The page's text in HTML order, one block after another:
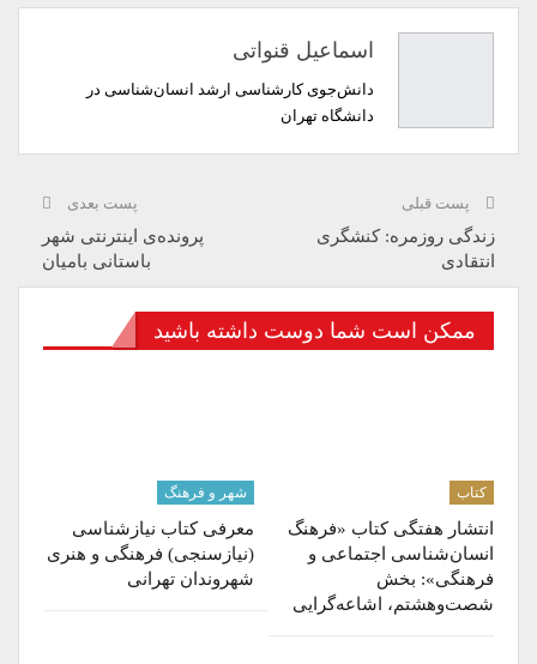
اسماعیل قنواتی
دانش‌جوی کارشناسی ارشد انسان‌شناسی در
دانشگاه تهران
پست قبلی
زندگی روزمره: کنشگری
انتقادی
پست بعدی
پرونده‌ی اینترنتی شهر
باستانی بامیان
ممکن است شما دوست داشته باشید
کتاب
انتشار هفتگی کتاب «فرهنگ
انسان‌شناسی اجتماعی و
فرهنگی»: بخش
شصت‌وهشتم، اشاعه‌گرایی
شهر و فرهنگ
معرفی کتاب نیازشناسی
(نیازسنجی) فرهنگی و هنری
شهروندان تهرانی